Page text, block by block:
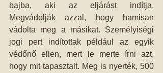
bajba, aki az eljárást indítja.
Megvádolják azzal, hogy hamisan
vádolta meg a másikat. Személyiségi
jogi pert indítottak például az egyik
védőnő ellen, mert le merte írni azt,
hogy mit tapasztalt. Meg is nyerték, 500